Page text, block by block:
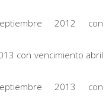
2012 con
con vencimiento abril
2013 con